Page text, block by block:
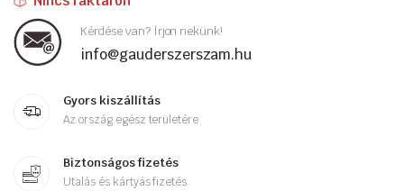
Kérdése van? Írjon nekünk!
info@gauderszerszam.hu
Gyors kiszállítás
Az ország egész területére
Biztonságos fizetés
Utalás és kártyás fizetés.